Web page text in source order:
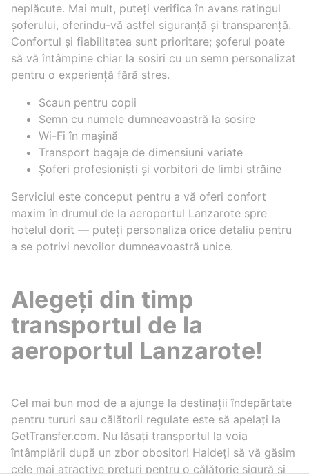
neplăcute. Mai mult, puteți verifica în avans ratingul
șoferului, oferindu-vă astfel siguranță și transparență.
Confortul și fiabilitatea sunt prioritare; șoferul poate
să vă întâmpine chiar la sosiri cu un semn personalizat
pentru o experiență fără stres.
Scaun pentru copii
Semn cu numele dumneavoastră la sosire
Wi-Fi în mașină
Transport bagaje de dimensiuni variate
Șoferi profesioniști și vorbitori de limbi străine
Serviciul este conceput pentru a vă oferi confort
maxim în drumul de la aeroportul Lanzarote spre
hotelul dorit — puteți personaliza orice detaliu pentru
a se potrivi nevoilor dumneavoastră unice.
Alegeți din timp
transportul de la
aeroportul Lanzarote!
Cel mai bun mod de a ajunge la destinații îndepărtate
pentru tururi sau călătorii regulate este să apelați la
GetTransfer.com. Nu lăsați transportul la voia
întâmplării după un zbor obositor! Haideți să vă găsim
cele mai atractive prețuri pentru o călătorie sigură și